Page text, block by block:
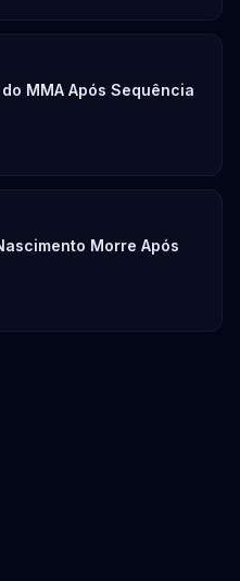
MMA Após Sequência
Morre Após